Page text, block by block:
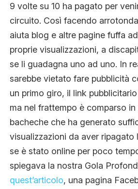
9 volte su 10 ha pagato per
circuito. Così facendo
aiuta blog e altre pagine fuffa
proprie visualizzazioni, a
se li guadagna uno ad uno. In
sarebbe vietato fare pubblicità
un primo giro, il link
ma nel frattempo è comparso
bacheche che ha generato
visualizzazioni da aver ripagato
se è stato online per poco
spiegava la nostra Gola
quest’articolo, una pagina